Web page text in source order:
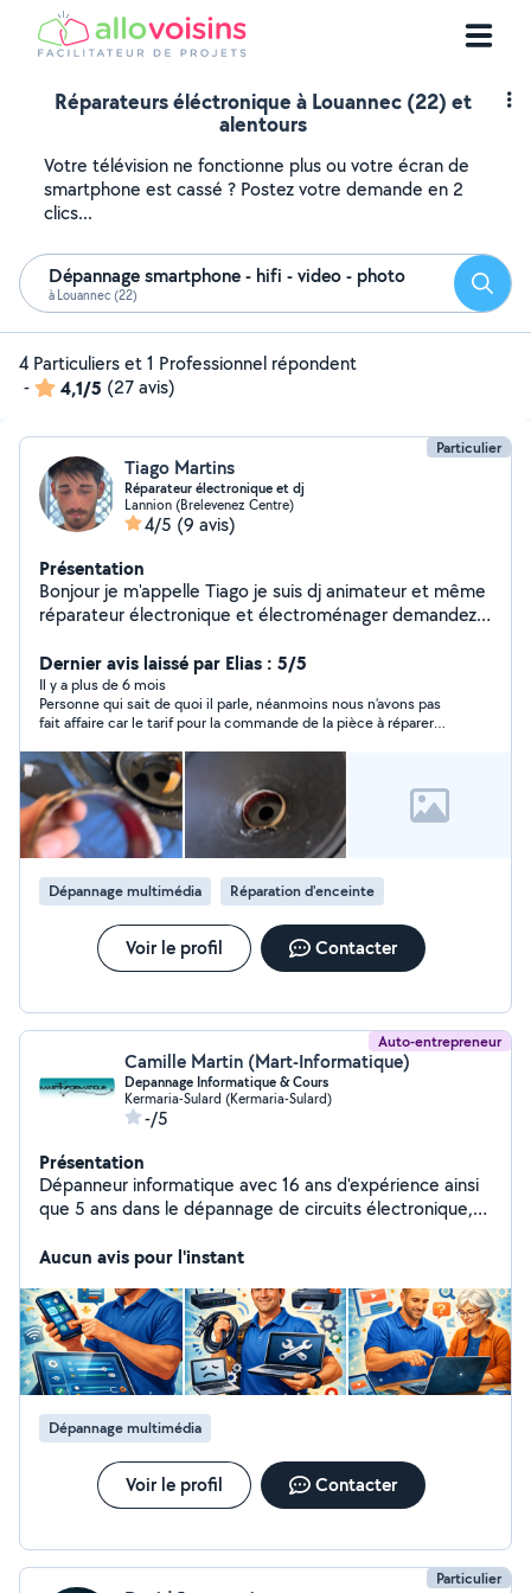
Réparateurs éléctronique à Louannec (22) et
alentours
Votre télévision ne fonctionne plus ou votre écran de
smartphone est cassé ? Postez votre demande en 2
clics...
Dépannage smartphone - hifi - video - photo
à Louannec (22)
4 Particuliers et 1 Professionnel répondent
-
4,1/5 (27 avis)
Particulier
Tiago Martins
Réparateur électronique et dj
Lannion (Brelevenez Centre)
4/5 (9 avis)
Présentation
Bonjour je m'appelle Tiago je suis dj animateur et même
réparateur électronique et électroménager demandez-
Dernier avis laissé par Elias : 5/5
Il y a plus de 6 mois
Personne qui sait de quoi il parle, néanmoins nous n’avons pas
fait affaire car le tarif pour la commande de la pièce à réparer
Dépannage multimédia Réparation d'enceinte
Voir le profil Contacter
Auto-entrepreneur
Camille Martin (Mart-Informatique)
Depannage Informatique & Cours
Kermaria-Sulard (Kermaria-Sulard)
-/5
Présentation
Dépanneur informatique avec 16 ans d'expérience ainsi
que 5 ans dans le dépannage de circuits électronique,
lenteurs (PC, box, imprimantes). Configuration et
accompagnement à la prise en main. Cours
informatiques personnalisés pour tous niveaux (internet,
bureautique, usages quotidiens). Intervention locale,
rapide et professionnelle. Contactez-moi pour un
service fiable et efficace.
Aucun avis pour l'instant
Dépannage multimédia
Voir le profil Contacter
Particulier